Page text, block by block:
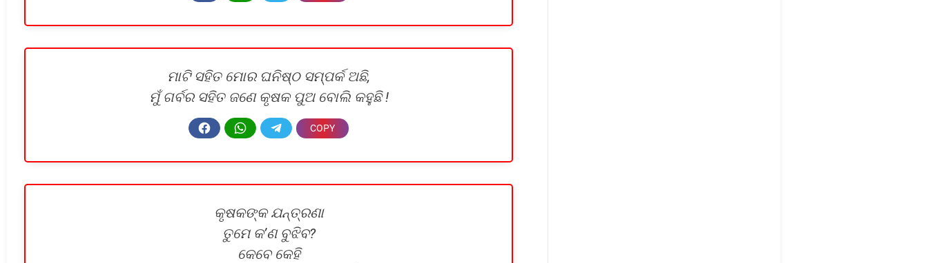
ମାଟି ସହିତ ମୋର ଘନିଷ୍ଠ ସମ୍ପର୍କ ଅଛି,
ମୁଁ ଗର୍ବର ସହିତ ଜଣେ କୃଷକ ପୁଅ ବୋଲି କହୁଛି !
କୃଷକଙ୍କ ଯନ୍ତ୍ରଣା
ତୁମେ କ’ଣ ବୁଝିବ?
କେବେ କେହି